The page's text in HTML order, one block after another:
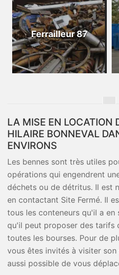
Ferrailleur 87
LA MISE EN LOCATION
HILAIRE BONNEVAL
ENVIRONS
Les bennes sont très utiles
opérations qui engendrent
déchets ou de détritus. Il est
en contactant Site Fermé. Il
tous les conteneurs qu'il a en
qu'il peut proposer des tarifs
toutes les bourses. Pour de
vous êtes invités à visiter
aussi possible de vous